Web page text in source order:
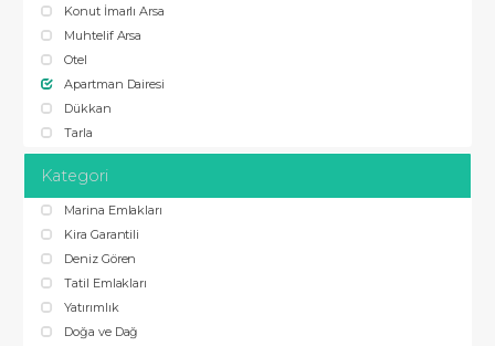
Konut İmarlı Arsa
Muhtelif Arsa
Otel
Apartman Dairesi
Dükkan
Tarla
Kategori
Marina Emlakları
Kira Garantili
Deniz Gören
Tatil Emlakları
Yatırımlık
Doğa ve Dağ